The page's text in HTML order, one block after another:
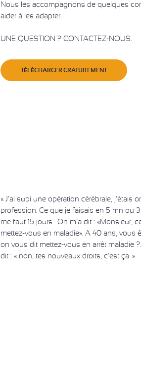
Nous les accompagnons de quelques
aider à les adapter.
UNE QUESTION ? CONTACTEZ-NOUS.
TÉLÉCHARGER GRATUITEMENT
« J’ai subi une opération cérébrale, j’étais
profession. Ce que je faisais en 5 mn ou 3
me faut 15 jours… On m’a dit : «Monsieur,
mettez-vous en maladie». A 40 ans, vous
on vous dit mettez-vous en arrêt maladie
dit : « non, tes nouveaux droits, c’est ça…»